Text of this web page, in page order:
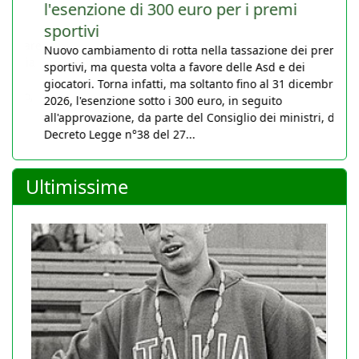
l'esenzione di 300 euro per i premi
sportivi
Nuovo cambiamento di rotta nella tassazione dei premi
sportivi, ma questa volta a favore delle Asd e dei
giocatori. Torna infatti, ma soltanto fino al 31 dicembre
2026, l'esenzione sotto i 300 euro, in seguito
all'approvazione, da parte del Consiglio dei ministri, del
Decreto Legge n°38 del 27...
Ultimissime